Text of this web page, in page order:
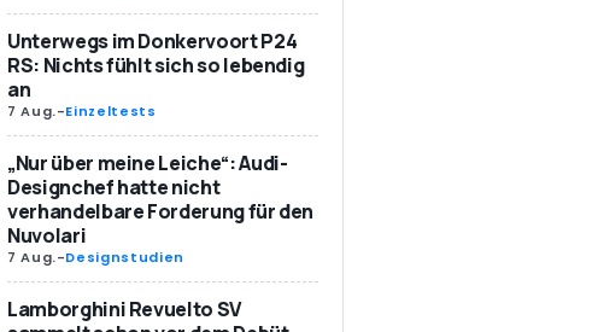
Unterwegs im Donkervoort P24
RS: Nichts fühlt sich so lebendig
an
7 Aug.-Einzeltests
„Nur über meine Leiche“: Audi-
Designchef hatte nicht
verhandelbare Forderung für den
Nuvolari
7 Aug.-Designstudien
Lamborghini Revuelto SV